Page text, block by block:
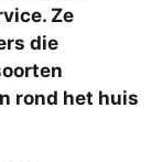
Ze
die
rond het huis